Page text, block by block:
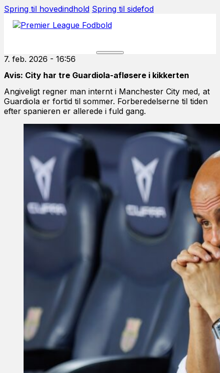
Spring til hovedindhold Spring til sidefod
7. feb. 2026 - 16:56
Avis: City har tre Guardiola-afløsere i kikkerten
Angiveligt regner man internt i Manchester City med, at
Guardiola er fortid til sommer. Forberedelserne til tiden
efter spanieren er allerede i fuld gang.